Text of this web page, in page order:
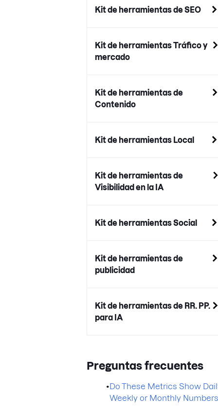
Kit de herramientas de SEO
Kit de herramientas Tráfico y
mercado
Kit de herramientas de
Contenido
Kit de herramientas Local
Kit de herramientas de
Visibilidad en la IA
Kit de herramientas Social
Kit de herramientas de
publicidad
Kit de herramientas de RR. PP.
para IA
Preguntas frecuentes
•Do These Metrics Show
Weekly or Monthly